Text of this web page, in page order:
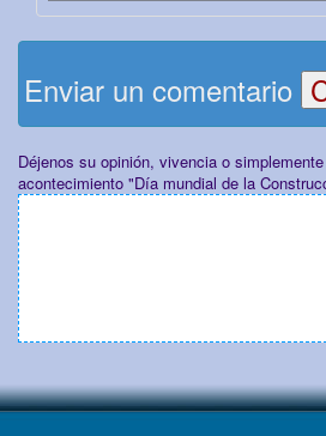
Enviar un comentario
Déjenos su opinión, vivencia o
acontecimiento "Día mundial de la